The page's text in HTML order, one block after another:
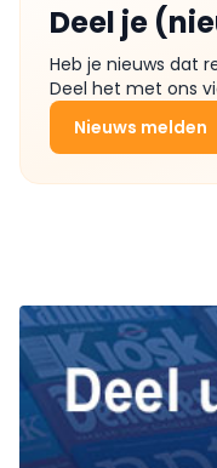
Deel je
Heb je nieuws dat
Deel het met ons
Nieuws melden